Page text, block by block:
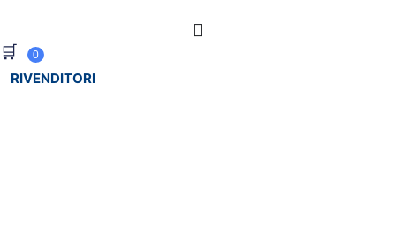
🛒 0
RIVENDITORI